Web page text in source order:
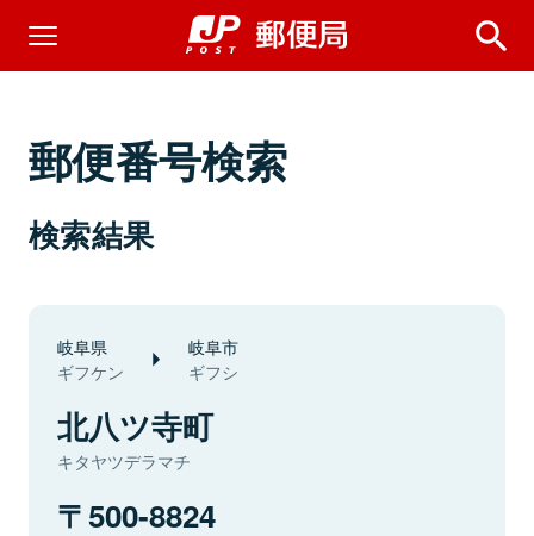
郵便番号検索
検索結果
岐阜県
ギフケン
岐阜市
ギフシ
北八ツ寺町
キタヤツデラマチ
500-8824